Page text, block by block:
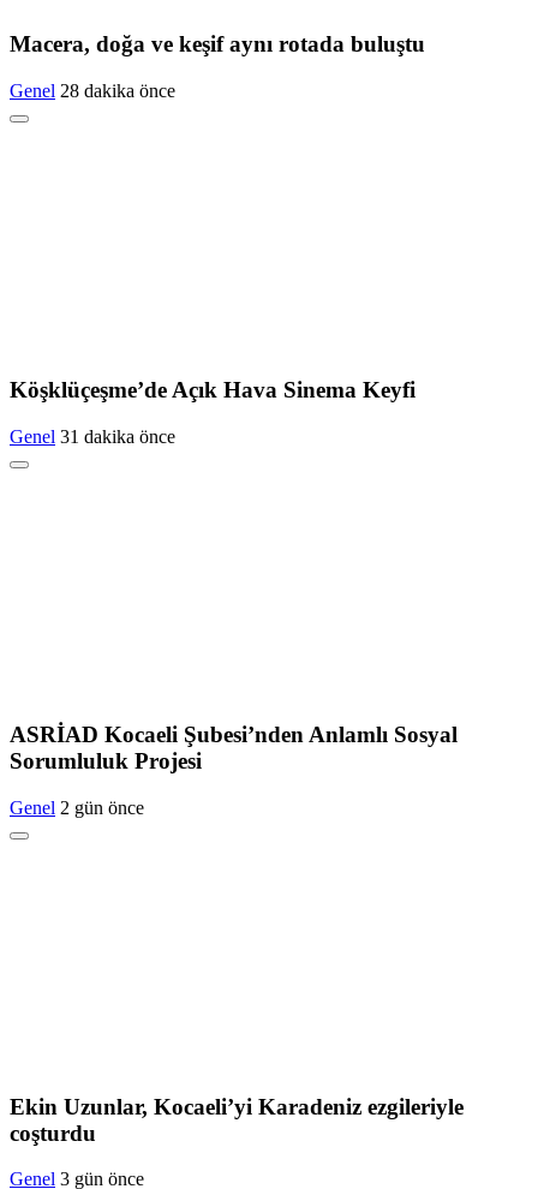
Macera, doğa ve keşif aynı rotada buluştu
Genel 28 dakika önce
Köşklüçeşme’de Açık Hava Sinema Keyfi
Genel 31 dakika önce
ASRİAD Kocaeli Şubesi’nden Anlamlı Sosyal
Sorumluluk Projesi
Genel 2 gün önce
Ekin Uzunlar, Kocaeli’yi Karadeniz ezgileriyle
coşturdu
Genel 3 gün önce